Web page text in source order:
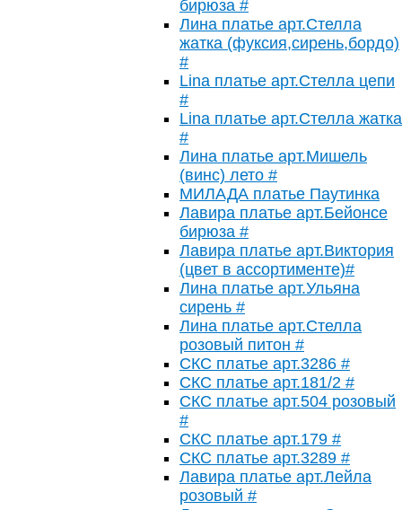
бирюза #
Лина платье арт.Стелла
жатка (фуксия,сирень,бордо)
#
Lina платье арт.Стелла цепи
#
Lina платье арт.Стелла жатка
#
Лина платье арт.Мишель
(винс) лето #
МИЛАДА платье Паутинка
Лавира платье арт.Бейонсе
бирюза #
Лавира платье арт.Виктория
(цвет в ассортименте)#
Лина платье арт.Ульяна
сирень #
Лина платье арт.Стелла
розовый питон #
СКС платье арт.3286 #
СКС платье арт.181/2 #
СКС платье арт.504 розовый
#
СКС платье арт.179 #
СКС платье арт.3289 #
Лавира платье арт.Лейла
розовый #